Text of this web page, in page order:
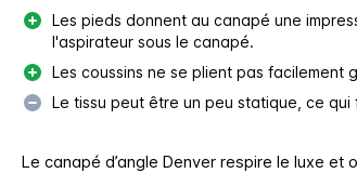
Les pieds donnent au canapé une
l'aspirateur sous le canapé.
Les coussins ne se plient pas facilement
Le tissu peut être un peu statique, ce
Le canapé d’angle Denver respire le luxe